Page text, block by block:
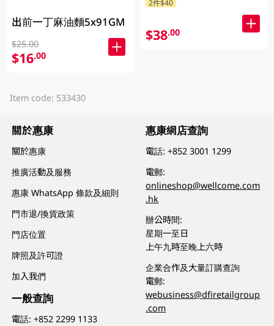
出前一丁麻油麵5x91GM
$25.00
$16.00
2件$40
$38.00
Item code: 533430
關於惠康
關於惠康
推廣活動及服務
惠康 WhatsApp 條款及細則
門市退/換貨政策
門店位置
牌照及許可證
加入我們
一般查詢
電話:+852 2299 1133
惠康網店查詢
電話:+852 3001 1299
電郵:
onlineshop@wellcome.com
.hk
辦公時間:
星期一至日
上午九時至晚上六時
企業合作及大量訂購查詢
電郵:
webusiness@dfiretailgroup
.com